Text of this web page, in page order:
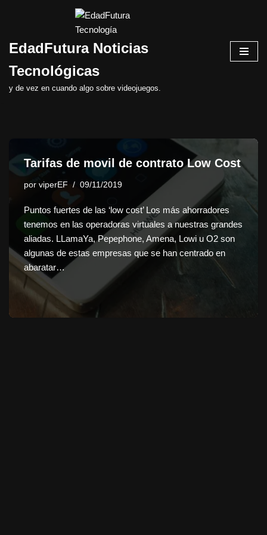
al
EdadFutura Noticias
Tecnológicas
y de vez en cuando algo sobre videojuegos.
Tarifas de movil de contrato Low Cost
por viperEF 09/11/2019
Puntos fuertes de las ‘low cost’ Los más ahorradores
tenemos en las operadoras virtuales a nuestras grandes
aliadas. LLamaYa, Pepephone, Amena, Lowi u O2 son
algunas de estas empresas que se han centrado en
abaratar…